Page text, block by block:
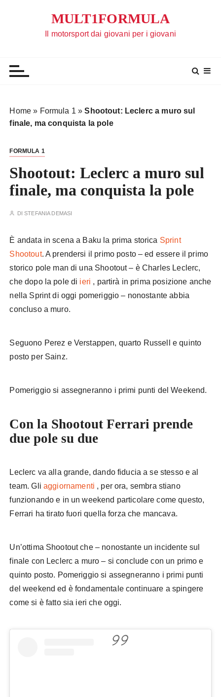
MULT1FORMULA
Il motorsport dai giovani per i giovani
Home » Formula 1 »Shootout: Leclerc a muro sul
finale, ma conquista la pole
FORMULA 1
Shootout: Leclerc a muro sul
finale, ma conquista la pole
DISTEFANIA DEMASI
È andata in scena a Baku la prima storica Sprint
Shootout. A prendersi il primo posto – ed essere il primo
storico pole man di una Shootout – è Charles Leclerc,
che dopo la pole di ieri , partirà in prima posizione anche
nella Sprint di oggi pomeriggio – nonostante abbia
concluso a muro.
Seguono Perez e Verstappen, quarto Russell e quinto
posto per Sainz.
Pomeriggio si assegneranno i primi punti del Weekend.
Con la Shootout Ferrari prende
due pole su due
Leclerc va alla grande, dando fiducia a se stesso e al
team. Gli aggiornamenti , per ora, sembra stiano
funzionando e in un weekend particolare come questo,
Ferrari ha tirato fuori quella forza che mancava.
Un’ottima Shootout che – nonostante un incidente sul
finale con Leclerc a muro – si conclude con un primo e
quinto posto. Pomeriggio si assegneranno i primi punti
del weekend ed è fondamentale continuare a spingere
come si è fatto sia ieri che oggi.